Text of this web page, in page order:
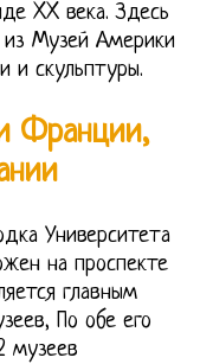
XX века. Здесь
Музей Америки
и скульптуры.
Франции,
Университета
на проспекте
главным
По обе его
музеев